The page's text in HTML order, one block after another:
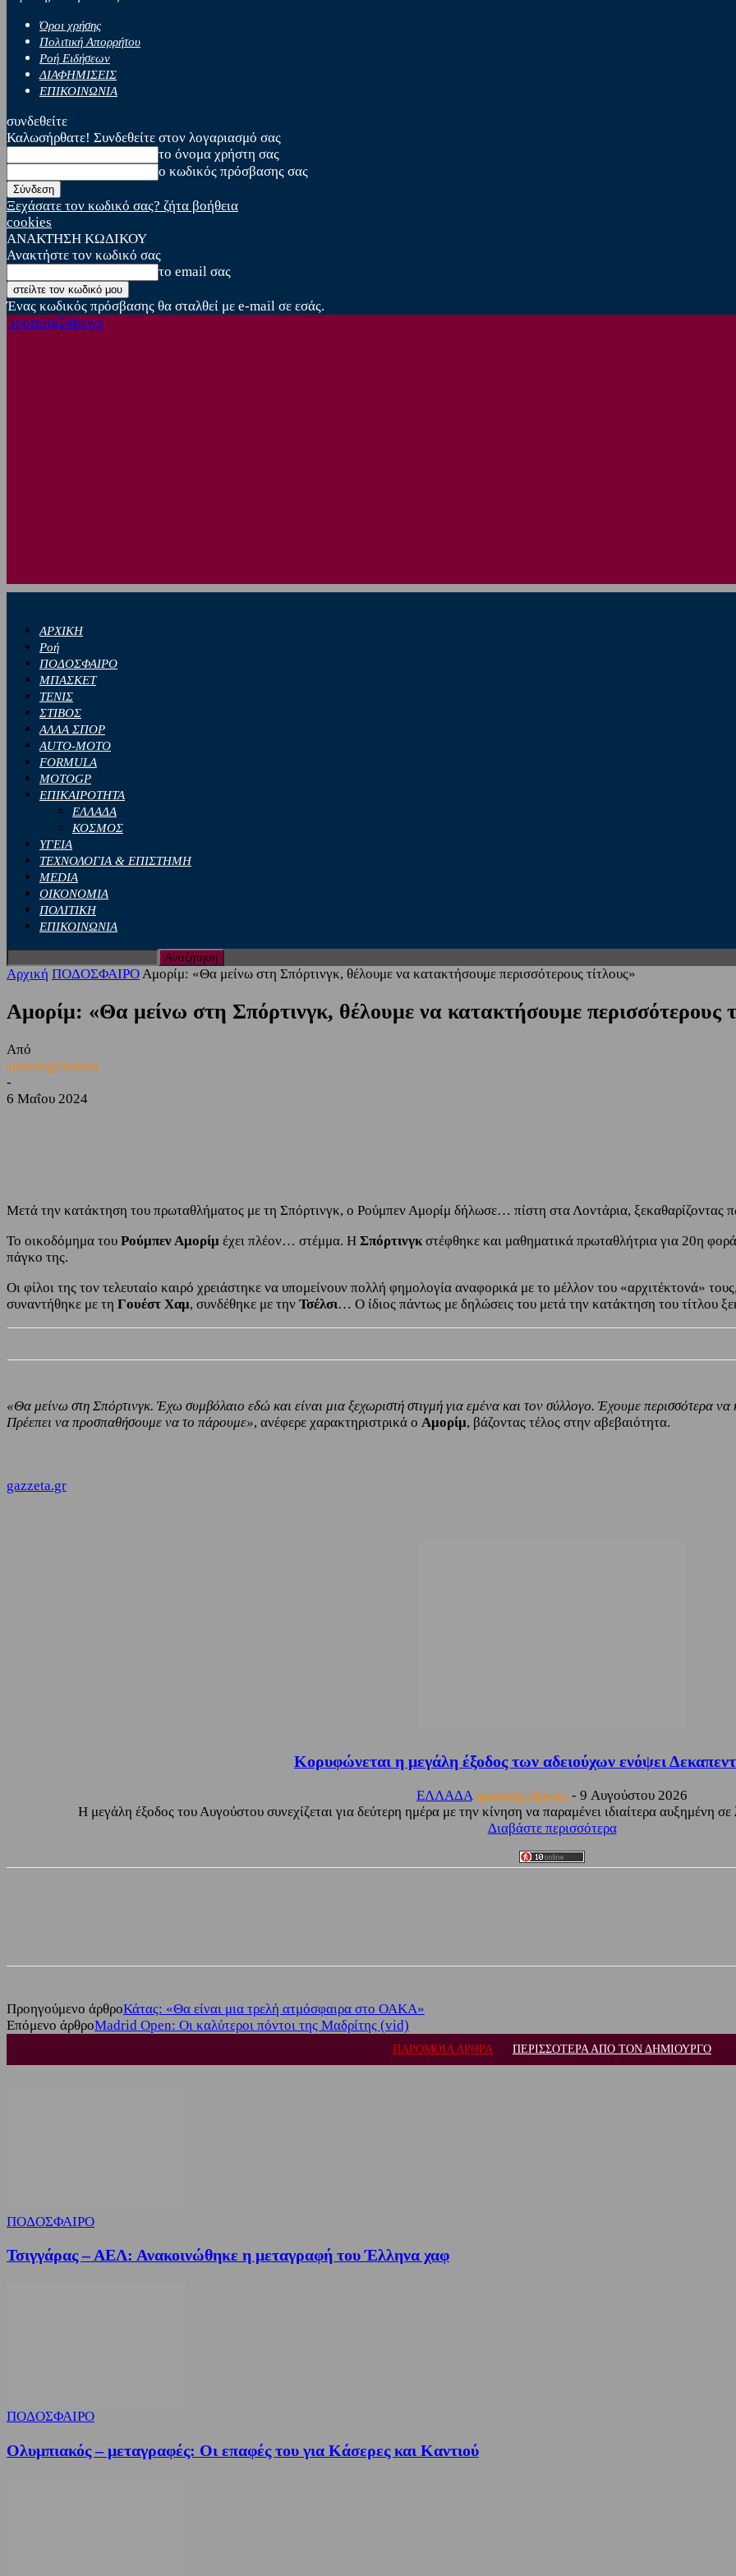
Όροι χρήσης
Πολιτική Απορρήτου
Ροή Ειδήσεων
ΔΙΑΦΗΜΙΣΕΙΣ
ΕΠΙΚΟΙΝΩΝΙΑ
συνδεθείτε
Καλωσήρθατε! Συνδεθείτε στον λογαριασμό σας
το όνομα χρήστη σας
ο κωδικός πρόσβασης σας
Ξεχάσατε τον κωδικό σας? ζήτα βοήθεια
cookies
ΑΝΑΚΤΗΣΗ ΚΩΔΙΚΟΥ
Ανακτήστε τον κωδικό σας
το email σας
Ένας κωδικός πρόσβασης θα σταλθεί με e-mail σε εσάς.
sporting24news
ΑΡΧΙΚΗ
Ροή
ΠΟΔΟΣΦΑΙΡΟ
ΜΠΑΣΚΕΤ
ΤΕΝΙΣ
ΣΤΙΒΟΣ
ΑΛΛΑ ΣΠΟΡ
AUTO-MOTO
FORMULA
MOTOGP
ΕΠΙΚΑΙΡΟΤΗΤΑ
ΕΛΛΑΔΑ
ΚΟΣΜΟΣ
ΥΓΕΙΑ
ΤΕΧΝΟΛΟΓΙΑ & ΕΠΙΣΤΗΜΗ
MEDIA
ΟΙΚΟΝΟΜΙΑ
ΠΟΛΙΤΙΚΗ
ΕΠΙΚΟΙΝΩΝΙΑ
Αρχική ΠΟΔΟΣΦΑΙΡΟΑμορίμ: «Θα μείνω στη Σπόρτινγκ, θέλουμε να κατακτήσουμε περισσότερους τίτλους»
Αμορίμ: «Θα μείνω στη Σπόρτινγκ, θέλουμε να κατακτήσουμε περισσότερους
Από
sporting24news
-
6 Μαΐου 2024
Μετά την κατάκτηση του πρωταθλήματος με τη Σπόρτινγκ, ο Ρούμπεν Αμορίμ δήλωσε… πίστη στα Λοντάρια, ξεκαθαρίζοντας
Το οικοδόμημα του Ρούμπεν Αμορίμ έχει πλέον… στέμμα. Η Σπόρτινγκστέφθηκε και μαθηματικά πρωταθλήτρια για 20η
πάγκο της.
Οι φίλοι της τον τελευταίο καιρό χρειάστηκε να υπομείνουν πολλή φημολογία αναφορικά με το μέλλον του «αρχιτέκτονά»
συναντήθηκε με τη Γουέστ Χαμ, συνδέθηκε με την Τσέλσι… Ο ίδιος πάντως με δηλώσεις του μετά την κατάκτηση του τίτλου
«Θα μείνω στη Σπόρτινγκ. Έχω συμβόλαιο εδώ και είναι μια ξεχωριστή στιγμή για εμένα και τον σύλλογο. Έχουμε περισσότερα
Πρέεπει να προσπαθήσουμε να το πάρουμε», ανέφερε χαρακτηριστρικά ο Αμορίμ, βάζοντας τέλος στην αβεβαιότητα.
gazzeta.gr
Κορυφώνεται η μεγάλη έξοδος των αδειούχων ενόψει
ΕΛΛΑΔΑ sporting24news - 9 Αυγούστου 2026
Η μεγάλη έξοδος του Αυγούστου συνεχίζεται για δεύτερη ημέρα με την κίνηση να παραμένει ιδιαίτερα αυξημένη
Διαβάστε περισσότερα
Προηγούμενο άρθροΚάτας: «Θα είναι μια τρελή ατμόσφαιρα στο ΟΑΚΑ»
Επόμενο άρθροMadrid Open: Οι καλύτεροι πόντοι της Μαδρίτης (vid)
ΠΑΡΟΜΟΙΑ ΑΡΘΡΑ ΠΕΡΙΣΣΟΤΕΡΑ ΑΠΟ ΤΟΝ ΔΗΜΙΟΥΡΓΟ
ΠΟΔΟΣΦΑΙΡΟ
Τσιγγάρας – ΑΕΛ: Ανακοινώθηκε η μεταγραφή του Έλληνα χαφ
ΠΟΔΟΣΦΑΙΡΟ
Ολυμπιακός – μεταγραφές: Οι επαφές του για Κάσερες και Καντιού